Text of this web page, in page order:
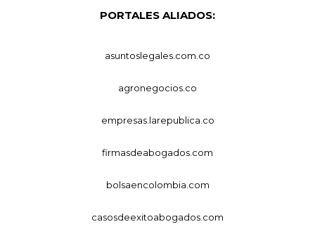
PORTALES ALIADOS:
asuntoslegales.com.co
agronegocios.co
empresas.larepublica.co
firmasdeabogados.com
bolsaencolombia.com
casosdeexitoabogados.com